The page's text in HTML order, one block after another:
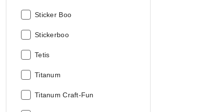
Producent:
Sticker Boo
Producent:
Stickerboo
Producent:
Tetis
Producent:
Titanum
Producent:
Titanum Craft-Fun